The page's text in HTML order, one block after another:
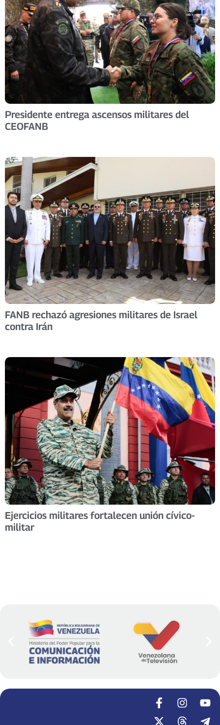
Presidente entrega ascensos militares del
CEOFANB
FANB rechazó agresiones militares de Israel
contra Irán
Ejercicios militares fortalecen unión cívico-
militar